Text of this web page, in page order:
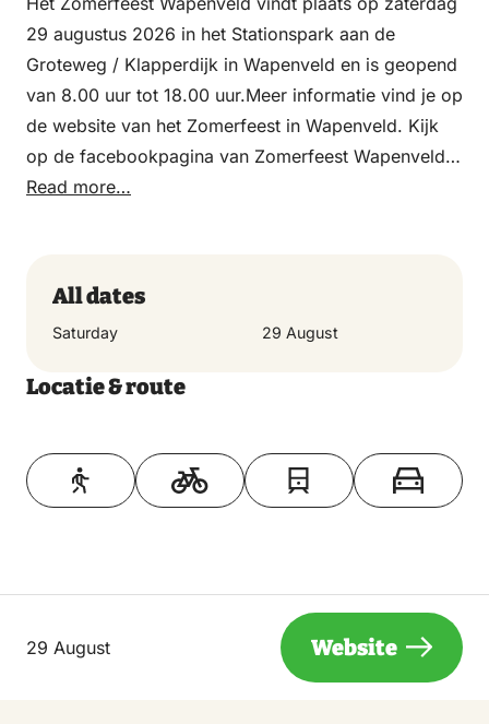
29 augustus 2026 in het Stationspark aan de
Groteweg / Klapperdijk in Wapenveld en is geopend
van 8.00 uur tot 18.00 uur.Meer informatie vind je op
de website van het Zomerfeest in Wapenveld. Kijk
op de facebookpagina van Zomerfeest Wapenveld
voor meer actuele informatie.
Read more…
All dates
Saturday 29 August
Locatie & route
Toon op kaart
29 August Website